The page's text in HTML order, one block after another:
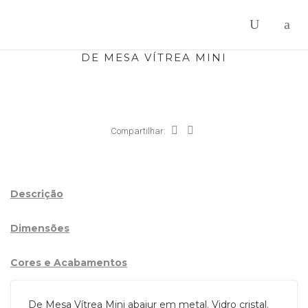
DE MESA VÍTREA MINI
Compartilhar:
Descrição
Dimensões
Cores e Acabamentos
De Mesa Vítrea Mini abajur em metal. Vidro cristal.